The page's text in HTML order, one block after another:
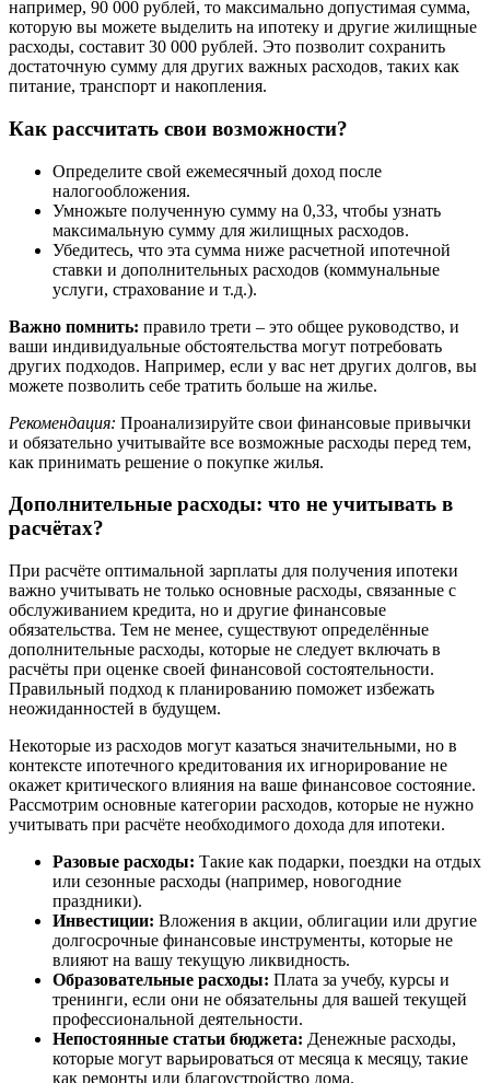
например, 90 000 рублей, то максимально допустимая сумма,
которую вы можете выделить на ипотеку и другие жилищные
расходы, составит 30 000 рублей. Это позволит сохранить
достаточную сумму для других важных расходов, таких как
питание, транспорт и накопления.
Как рассчитать свои возможности?
Определите свой ежемесячный доход после
налогообложения.
Умножьте полученную сумму на 0,33, чтобы узнать
максимальную сумму для жилищных расходов.
Убедитесь, что эта сумма ниже расчетной ипотечной
ставки и дополнительных расходов (коммунальные
услуги, страхование и т.д.).
Важно помнить: правило трети – это общее руководство, и
ваши индивидуальные обстоятельства могут потребовать
других подходов. Например, если у вас нет других долгов, вы
можете позволить себе тратить больше на жилье.
Рекомендация: Проанализируйте свои финансовые привычки
и обязательно учитывайте все возможные расходы перед тем,
как принимать решение о покупке жилья.
Дополнительные расходы: что не учитывать в
расчётах?
При расчёте оптимальной зарплаты для получения ипотеки
важно учитывать не только основные расходы, связанные с
обслуживанием кредита, но и другие финансовые
обязательства. Тем не менее, существуют определённые
дополнительные расходы, которые не следует включать в
расчёты при оценке своей финансовой состоятельности.
Правильный подход к планированию поможет избежать
неожиданностей в будущем.
Некоторые из расходов могут казаться значительными, но в
контексте ипотечного кредитования их игнорирование не
окажет критического влияния на ваше финансовое состояние.
Рассмотрим основные категории расходов, которые не нужно
учитывать при расчёте необходимого дохода для ипотеки.
Разовые расходы: Такие как подарки, поездки на отдых
или сезонные расходы (например, новогодние
праздники).
Инвестиции: Вложения в акции, облигации или другие
долгосрочные финансовые инструменты, которые не
влияют на вашу текущую ликвидность.
Образовательные расходы: Плата за учебу, курсы и
тренинги, если они не обязательны для вашей текущей
профессиональной деятельности.
Непостоянные статьи бюджета: Денежные расходы,
которые могут варьироваться от месяца к месяцу, такие
как ремонты или благоустройство дома.